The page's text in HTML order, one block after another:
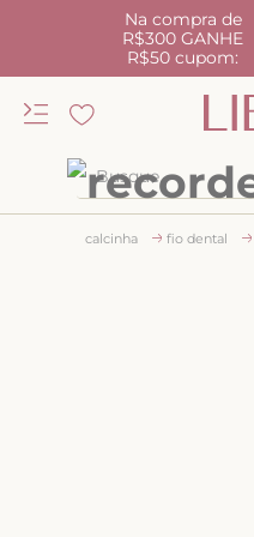
Na compra de
R$300 GANHE
R$50 cupom:
Busque
calcinha fio dental
TERMOS MAIS BUSCADOS